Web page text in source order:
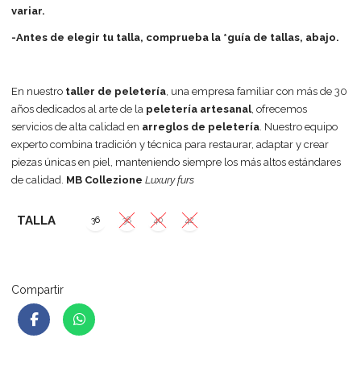
variar.
-Antes de elegir tu talla, comprueba la *guía de tallas, abajo.
En nuestro taller de peletería, una empresa familiar con más de 30
años dedicados al arte de la peletería artesanal, ofrecemos
servicios de alta calidad en arreglos de peletería. Nuestro equipo
experto combina tradición y técnica para restaurar, adaptar y crear
piezas únicas en piel, manteniendo siempre los más altos estándares
de calidad. MB Collezione Luxury furs
TALLA 36 38 40 42
Compartir